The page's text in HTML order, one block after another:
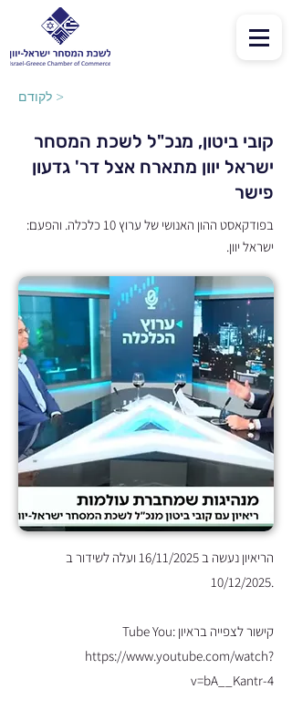
לקודם >
קובי ביטון, מנכ"ל לשכת המסחר
ישראל יוון מתארח אצל דר' גדעון
פישר
בפודקאסט ההון האנושי של ערוץ 10 כלכלה. והפעם:
ישראל יוון.
הריאיון נעשה ב 16/11/2025 ועלה לשידור ב
.10/12/2025
קישור לצפייה בראיון Tube You:
https://www.youtube.com/watch?
v=bA__Kantr-4